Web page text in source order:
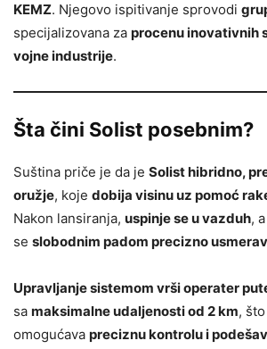
KEMZ. Njegovo ispitivanje sprovodi
specijalizovana za procenu inovativnih
vojne industrije.
Šta čini Solist posebnim?
Suština priče je da je Solist hibridno,
oružje, koje dobija visinu uz pomoć
Nakon lansiranja, uspinje se u vazduh,
se slobodnim padom precizno
Upravljanje sistemom vrši operater
sa maksimalne udaljenosti od 2 km, što
omogućava preciznu kontrolu i